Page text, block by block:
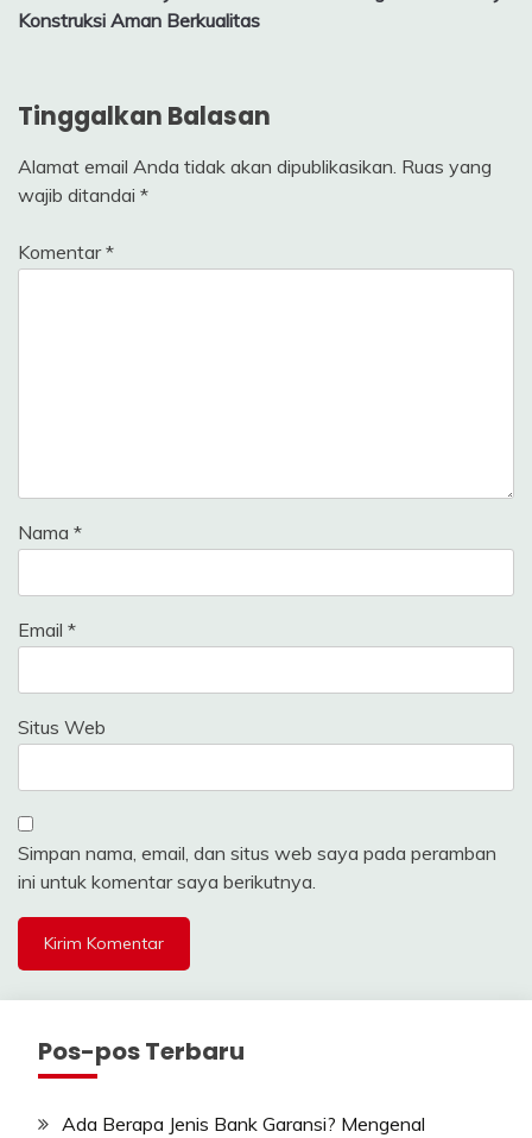
Konstruksi Aman Berkualitas
Tinggalkan Balasan
Alamat email Anda tidak akan dipublikasikan. Ruas yang
wajib ditandai *
Komentar*
Nama *
Email *
Situs Web
Simpan nama, email, dan situs web saya pada peramban
ini untuk komentar saya berikutnya.
Pos-pos Terbaru
Ada Berapa Jenis Bank Garansi? Mengenal